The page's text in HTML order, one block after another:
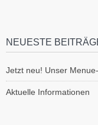
NEUESTE
Jetzt neu! Unser
Aktuelle Informationen